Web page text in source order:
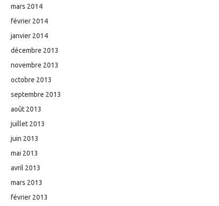
mars 2014
février 2014
janvier 2014
décembre 2013
novembre 2013
octobre 2013
septembre 2013
août 2013
juillet 2013
juin 2013
mai 2013
avril 2013
mars 2013
février 2013